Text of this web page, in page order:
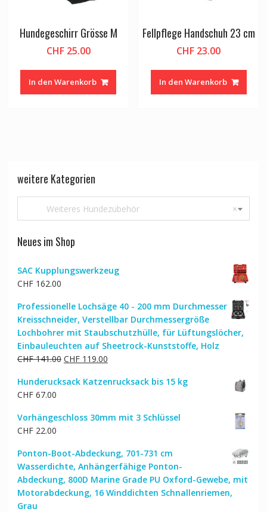
Hundegeschirr Grösse M
CHF25.00
In den Warenkorb
Fellpflege Handschuh 23 cm
CHF 23.00
In den Warenkorb
weitere Kategorien
×
Weiteres Hundezubehör
Neues im Shop
SAC Kupplungswerkzeug
CHF162.00
Professionelle Lochsäge 40 - 200 mm Durchmesser
Kreisschneider, Verstellbar Durchmessergröße
Lochbohrer mit Staubschutzhülle, für Lüftungslöcher,
Einbauleuchten auf Sheetrock-Kunststoffe, Holz
CHF141.00 Ursprünglicher
war:
CHF119.00Aktueller
ist:
Hunderucksack Katzenrucksack bis 15 kg
CHF67.00
Vorhängeschloss 30mm mit 3 Schlüssel
CHF22.00
Ponton-Boot-Abdeckung, 701-731 cm
Wasserdichte, Anhängerfähige Ponton-
Abdeckung, 800D Marine Grade PU Oxford-Gewebe, mit
Motorabdeckung, 16 Winddichten Schnallenriemen,
Grau